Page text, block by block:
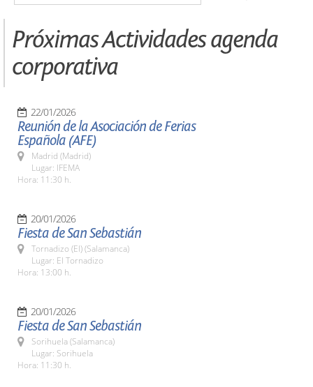
Próximas Actividades agenda
corporativa
22/01/2026
Reunión de la Asociación de Ferias
Española (AFE)
Madrid (Madrid)
Lugar: IFEMA
Hora: 11:30 h.
20/01/2026
Fiesta de San Sebastián
Tornadizo (El) (Salamanca)
Lugar: El Tornadizo
Hora: 13:00 h.
20/01/2026
Fiesta de San Sebastián
Sorihuela (Salamanca)
Lugar: Sorihuela
Hora: 11:30 h.